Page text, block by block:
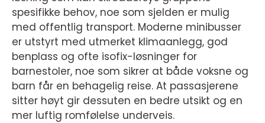
spesifikke behov, noe som sjelden er mulig
med offentlig transport. Moderne minibusser
er utstyrt med utmerket klimaanlegg, god
benplass og ofte isofix-løsninger for
barnestoler, noe som sikrer at både voksne og
barn får en behagelig reise. At passasjerene
sitter høyt gir dessuten en bedre utsikt og en
mer luftig romfølelse underveis.